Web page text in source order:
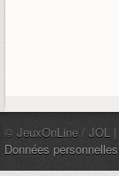
© JeuxOnLine / JOL |
Données personnelles